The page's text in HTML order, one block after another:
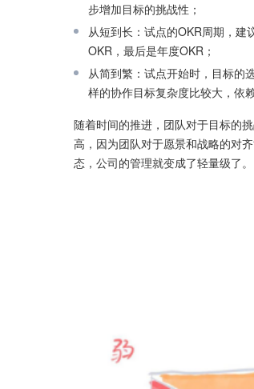
步增加目标的挑战性；
从短到长：试点的OKR周期，建
OKR，最后是年度OKR；
从简到繁：试点开始时，目标的
样的协作目标复杂度比较大，依
随着时间的推进，团队对于目标的
高，因为团队对于愿景和战略的对
态，公司的管理就变成了轻量级了。